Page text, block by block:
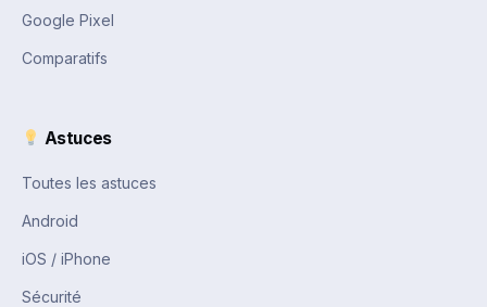
Google Pixel
Comparatifs
Astuces
Toutes les astuces
Android
iOS / iPhone
Sécurité